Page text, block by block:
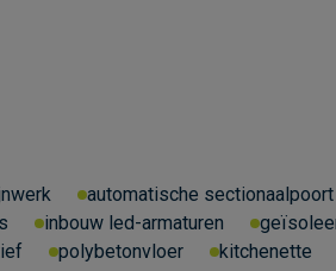
automatische sectionaalpoort
inbouw led-armaturen
polybetonvloer kitchenette